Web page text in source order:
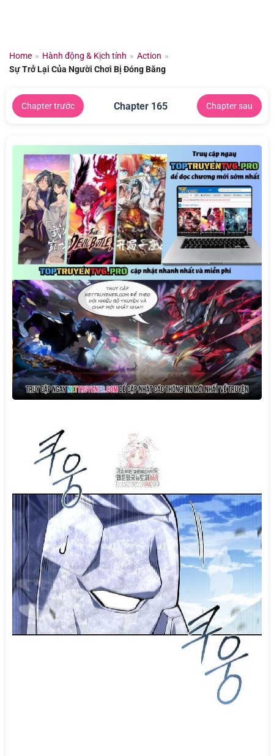
dungHome » Hành động & Kịch tính » Action »
Sự Trở Lại Của Người Chơi Bị Đóng Băng
Chapter trước Chapter 165 Chapter sau